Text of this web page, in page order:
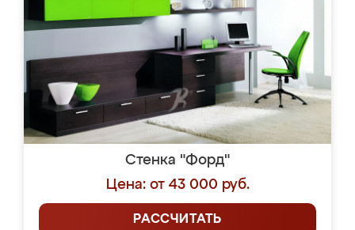
Стенка "Форд"
Цена: от 43 000 руб.
РАССЧИТАТЬ